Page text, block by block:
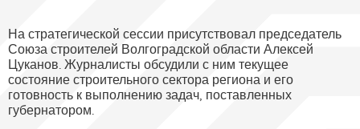
На стратегической сессии присутствовал председатель
Союза строителей Волгоградской области Алексей
Цуканов. Журналисты обсудили с ним текущее
состояние строительного сектора региона и его
готовность к выполнению задач, поставленных
губернатором.